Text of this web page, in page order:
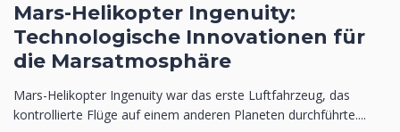
Mars-Helikopter Ingenuity:
Technologische Innovationen für
die Marsatmosphäre
Mars-Helikopter Ingenuity war das erste Luftfahrzeug, das
kontrollierte Flüge auf einem anderen Planeten durchführte....